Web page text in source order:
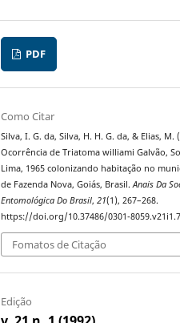
PDF
Como Citar
Silva, I. G. da, Silva, H. H. G. da, & Elias, M.
Ocorrência de Triatoma williami Galvão,
Lima, 1965 colonizando habitação no
de Fazenda Nova, Goiás, Brasil.Anais Da
Entomológica Do Brasil,21(1), 267–268.
https://doi.org/10.37486/0301-
Fomatos de Citação
Edição